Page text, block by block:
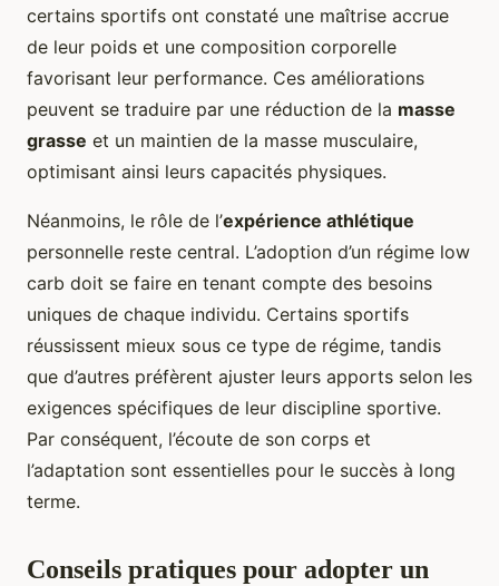
certains sportifs ont constaté une maîtrise accrue
de leur poids et une composition corporelle
favorisant leur performance. Ces améliorations
peuvent se traduire par une réduction de la masse
grasse et un maintien de la masse musculaire,
optimisant ainsi leurs capacités physiques.
Néanmoins, le rôle de l’expérience athlétique
personnelle reste central. L’adoption d’un régime low
carb doit se faire en tenant compte des besoins
uniques de chaque individu. Certains sportifs
réussissent mieux sous ce type de régime, tandis
que d’autres préfèrent ajuster leurs apports selon les
exigences spécifiques de leur discipline sportive.
Par conséquent, l’écoute de son corps et
l’adaptation sont essentielles pour le succès à long
terme.
Conseils pratiques pour adopter un